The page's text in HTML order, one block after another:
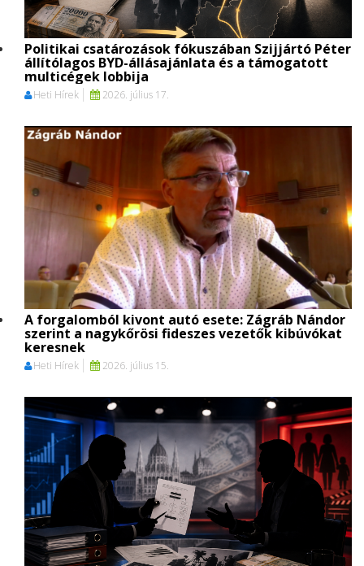
Politikai csatározások fókuszában Szijjártó Péter
állítólagos BYD-állásajánlata és a támogatott
multicégek lobbija
Heti Hírek 2026. július 17.
A forgalomból kivont autó esete: Zágráb Nándor
szerint a nagykőrösi fideszes vezetők kibúvókat
keresnek
Heti Hírek 2026. július 15.